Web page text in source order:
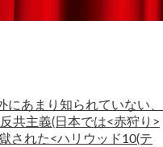
あまり知られていない、
共主義(日本では<赤狩り>
された<ハリウッド10(テ